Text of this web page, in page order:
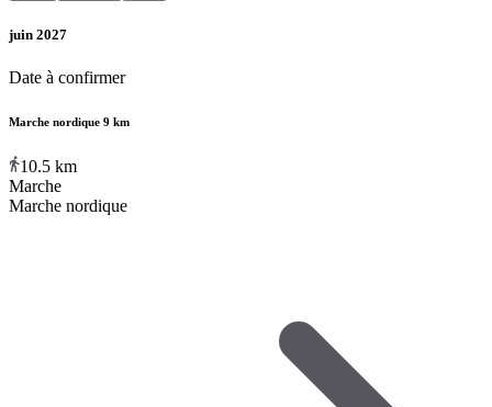
juin 2027
Date à confirmer
Marche nordique 9 km
10.5 km
Marche
Marche nordique